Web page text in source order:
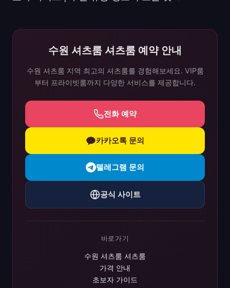
수원 셔츠룸 셔츠룸 예약 안내
수원 셔츠룸 지역 최고의 셔츠룸를 경험해보세요. VIP룸
부터 프라이빗룸까지 다양한 서비스를 제공합니다.
전화 예약
카카오톡 문의
텔레그램 문의
공식 사이트
바로가기
수원 셔츠룸 셔츠룸
가격 안내
초보자 가이드